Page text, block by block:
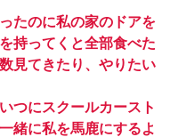
たのに私の家のドアを
持ってくと全部食べた
見てきたり、やりたい
つにスクールカースト
緒に私を馬鹿にするよ